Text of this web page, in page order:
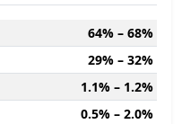
64% – 68%
29% – 32%
1.1% – 1.2%
0.5% – 2.0%